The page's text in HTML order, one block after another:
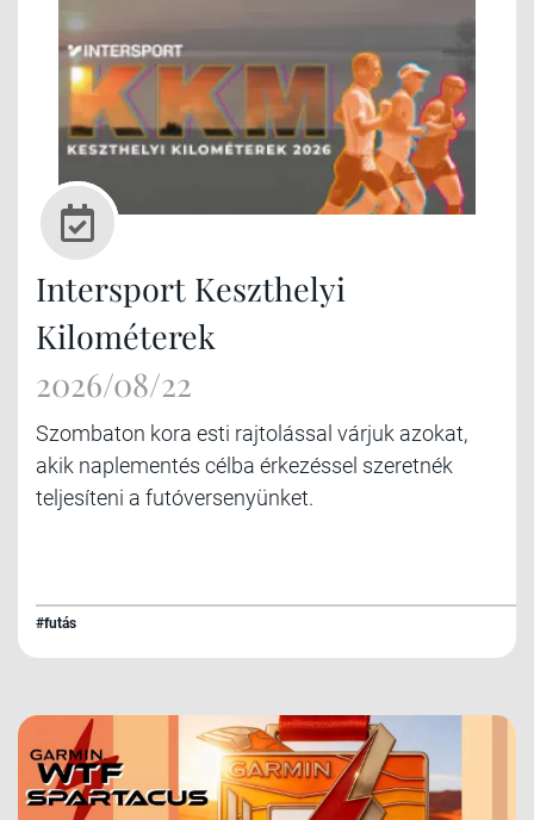
Intersport Keszthelyi
Kilométerek
2026/08/22
Szombaton kora esti rajtolással várjuk azokat,
akik naplementés célba érkezéssel szeretnék
teljesíteni a futóversenyünket.
#futás